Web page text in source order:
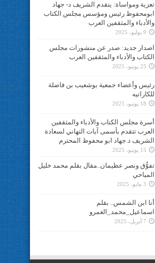
تعزية ومواساة: يتقدم الشريف د- جهاد
ابومحفوظ رئيس ومؤسس مجلس الكتاب
والأدباء والمثقفين العرب
9 يوليو، 2025
اصدار جديد: صدر عن منشورات مجلس
الكتاب والأدباء والمثقفين العرب
25 يونيو، 2025
رئيس وأعضاء جمعية بوشعيب بن فاضلة
للكاراتيه
18 يونيو، 2025
أسرة مجلس الكتاب والأدباء والمثقفين
العرب تتقدم بأسمى آيات التهاني لسعادة
الشريف د.جهاد ابو محفوظ المحترم
15 يونيو، 2025
تفوُّق ونصر عظيمان..مقال بقلم محمد خليل
المياحي
3 مايو، 2025
أنا ابن الشمس.. بقلم
اسماعيل_محمد_العمرو
7 أبريل، 2025